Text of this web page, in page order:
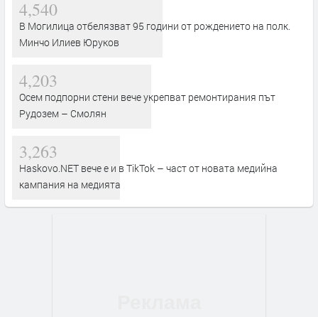
4,540
В Могилица отбелязват 95 години от рождението на полк.
Минчо Илиев Юруков
4,203
Осем подпорни стени вече укрепват ремонтирания път
Рудозем – Смолян
3,263
Haskovo.NET вече е и в TikTok – част от новата медийна
кампания на медията